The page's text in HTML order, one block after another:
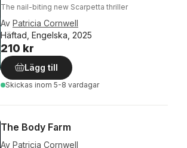
The nail-biting new Scarpetta thriller
Av Patricia Cornwell
Häftad, Engelska, 2025
210 kr
Lägg till
Skickas inom 5-8 vardagar
The Body Farm
Av Patricia Cornwell